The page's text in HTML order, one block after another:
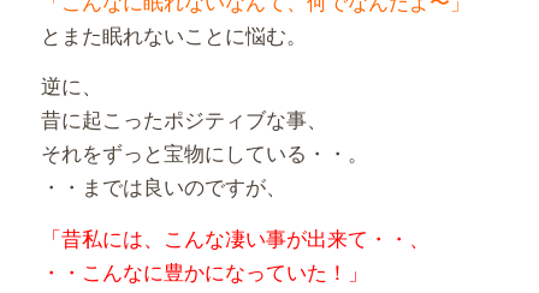
とまた眠れないことに悩む。
逆に、
昔に起こったポジティブな事、
それをずっと宝物にしている・・。
・・までは良いのですが、
「昔私には、こんな凄い事が出来て・・、
・・こんなに豊かになっていた！」